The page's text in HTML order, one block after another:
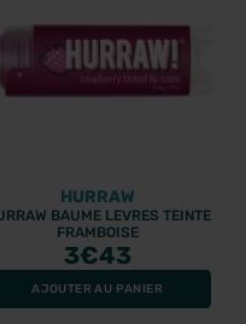
HURRAW
BAUME LEVRES TEINTE
FRAMBOISE
3€43
AJOUTER AU PANIER